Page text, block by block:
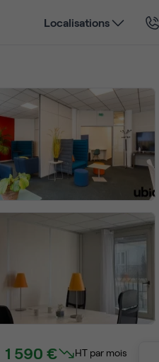
Localisations
1 590 € HT par mois